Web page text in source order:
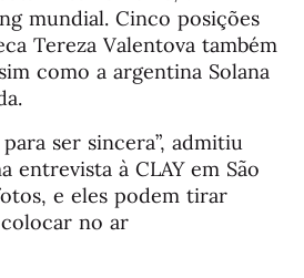
mundial. Cinco posições
Tereza Valentova também
como a argentina Solana
ser sincera”, admitiu
entrevista à CLAYem São
e eles podem tirar
no ar